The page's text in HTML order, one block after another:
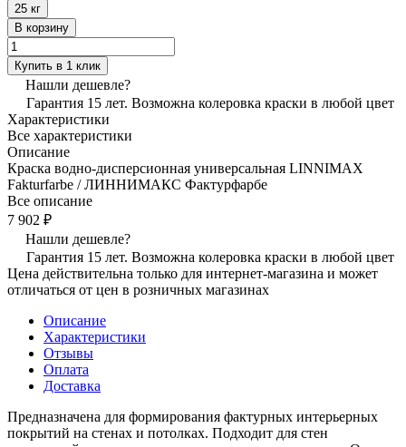
25 кг
В корзину
Купить в 1 клик
Нашли дешевле?
Гарантия 15 лет. Возможна колеровка краски в любой цвет
Характеристики
Все характеристики
Описание
Краска водно-дисперсионная универсальная LINNIMAX
Fakturfarbe / ЛИННИМАКС Фактурфарбе
Все описание
7 902 ₽
Нашли дешевле?
Гарантия 15 лет. Возможна колеровка краски в любой цвет
Цена действительна только для интернет-магазина и может
отличаться от цен в розничных магазинах
Описание
Характеристики
Отзывы
Оплата
Доставка
Предназначена для формирования фактурных интерьерных
покрытий на стенах и потолках. Подходит для стен